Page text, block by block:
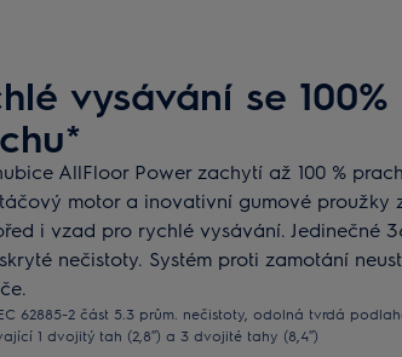
vysávání se
AllFloor Power zachytí až 100 %
motor a inovativní gumové proužky
i vzad pro rychlé vysávání. Jedinečné
nečistoty. Systém proti zamotání
62885-2 část 5.3 prům. nečistoty, odolná tvrdá
1 dvojitý tah (2,8″) a 3 dvojité tahy (8,4″)